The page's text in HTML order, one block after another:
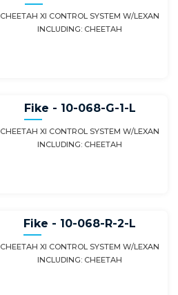
CHEETAH XI CONTROL SYSTEM W/LEXAN
INCLUDING: CHEETAH
Fike - 10-068-G-1-L
CHEETAH XI CONTROL SYSTEM W/LEXAN
INCLUDING: CHEETAH
Fike - 10-068-R-2-L
CHEETAH XI CONTROL SYSTEM W/LEXAN
INCLUDING: CHEETAH